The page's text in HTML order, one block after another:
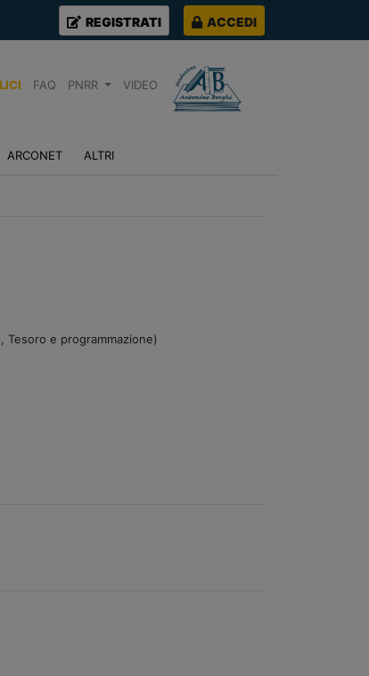
REGISTRATI ACCEDI
FAQ PNRR VIDEO
ARCONET ALTRI
Tesoro e programmazione)